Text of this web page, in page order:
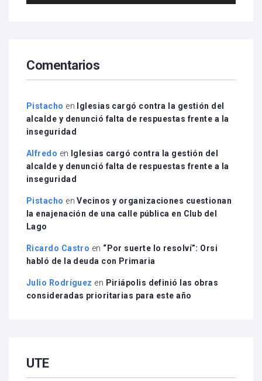
Comentarios
Pistacho en
Iglesias cargó contra la gestión del
alcalde y denunció falta de respuestas frente a la
inseguridad
Alfredo en
Iglesias cargó contra la gestión del
alcalde y denunció falta de respuestas frente a la
inseguridad
Pistacho enVecinos y organizaciones cuestionan
la enajenación de una calle pública en Club del
Lago
Ricardo Castro en “Por suerte lo resolví”: Orsi
habló de la deuda con Primaria
Julio Rodríguez en Piriápolis definió las obras
consideradas prioritarias para este año
UTE